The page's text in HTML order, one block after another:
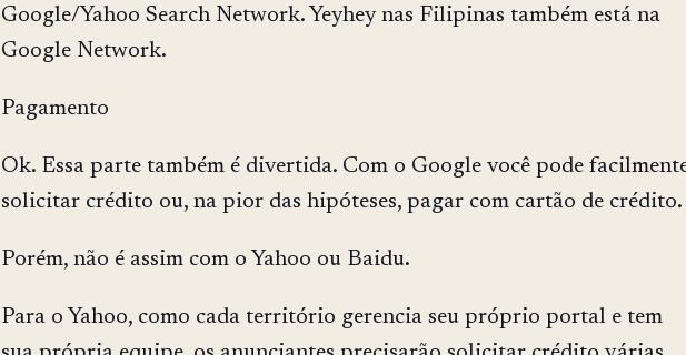
Google/Yahoo Search Network. Yeyhey nas Filipinas também está na
Google Network.
Pagamento
Ok. Essa parte também é divertida. Com o Google você pode
solicitar crédito ou, na pior das hipóteses, pagar com cartão de crédito.
Porém, não é assim com o Yahoo ou Baidu.
Para o Yahoo, como cada território gerencia seu próprio portal e tem